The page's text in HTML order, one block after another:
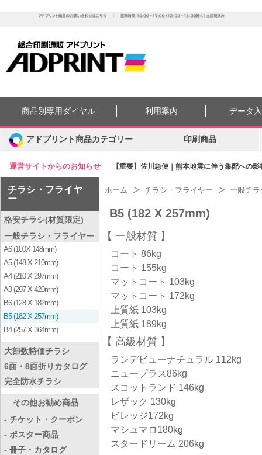
運営サイトからのお知らせ 【重要】佐川急便｜熊本地震に伴う集配への
商品別専用ダイヤル 利用案内 データ
アドプリント商品カテゴリー 印刷商品
チラシ・フライヤ
ー
格安チラシ(材質限定)
一般チラシ・フライヤー
A6 (100X 148mm)
A5 (148 X 210mm)
A4 (210 X 297mm)
A3 (297 X 420mm)
B6 (128 X 182mm)
B5 (182 X 257mm)
B4 (257 X 364mm)
大部数特価チラシ
6面・8面折りカタログ
完全防水チラシ
その他お勧め商品
- チケット・クーポン
- ポスター商品
- 冊子・カタログ
ホーム チラシ・フライヤー 一般チ
B5 (182 X 257mm)
一般材質
コート 86kg
コート 155kg
マットコート 103kg
マットコート 172kg
上質紙 103kg
上質紙 189kg
高級材質
ランデビューナチュラル 112kg
ニュープラス86kg
スコットランド 146kg
レザック 130kg
ビレッジ172kg
マシュマロ180kg
スタードリーム 206kg